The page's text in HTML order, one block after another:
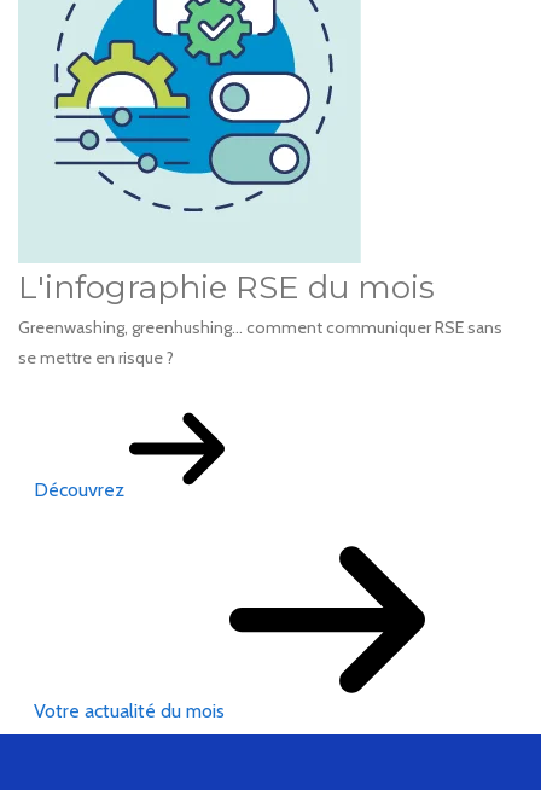
L'infographie RSE du mois
Greenwashing, greenhushing… comment communiquer RSE sans
se mettre en risque ?
Découvrez
Votre actualité du mois